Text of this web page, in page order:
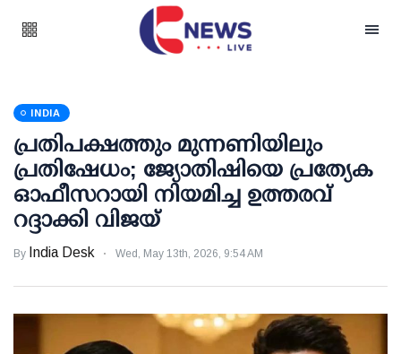
INDIA
പ്രതിപക്ഷത്തും മുന്നണിയിലും
പ്രതിഷേധം; ജ്യോതിഷിയെ പ്രത്യേക
ഓഫീസറായി നിയമിച്ച ഉത്തരവ്
റദ്ദാക്കി വിജയ്
By India Desk Wed, May 13th, 2026, 9:54 AM